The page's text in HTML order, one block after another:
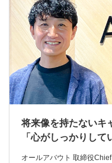
将来像を持たないキ
「心がしっかりして
オールアバウト 取締役